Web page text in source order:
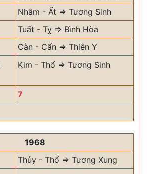
Nhâm - Ất => Tương Sinh
Tuất - Tỵ => Bình Hòa
Càn - Cấn => Thiên Y
Kim - Thổ => Tương Sinh
7
1968
Thủy - Thổ => Tương Xung